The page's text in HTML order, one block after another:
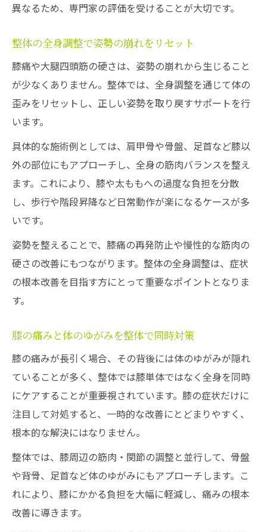
異なるため、専門家の評価を受けることが大切です。
整体の全身調整で姿勢の崩れをリセット
膝痛や大腿四頭筋の硬さは、姿勢の崩れから生じること
が少なくありません。整体では、全身調整を通じて体の
歪みをリセットし、正しい姿勢を取り戻すサポートを行
います。
具体的な施術例としては、肩甲骨や骨盤、足首など膝以
外の部位にもアプローチし、全身の筋肉バランスを整え
ます。これにより、膝や太ももへの過度な負担を分散
し、歩行や階段昇降など日常動作が楽になるケースが多
いです。
姿勢を整えることで、膝痛の再発防止や慢性的な筋肉の
硬さの改善にもつながります。整体の全身調整は、症状
の根本改善を目指す方にとって重要なポイントとなりま
す。
膝の痛みと体のゆがみを整体で同時対策
膝の痛みが長引く場合、その背後には体のゆがみが隠れ
ていることが多く、整体では膝単体ではなく全身を同時
にケアすることが重要視されています。膝の症状だけに
注目して対処すると、一時的な改善にとどまりやすく、
根本的な解決にはなりません。
整体では、膝周辺の筋肉・関節の調整と並行して、骨盤
や背骨、足首など体のゆがみにもアプローチします。こ
れにより、膝にかかる負担を大幅に軽減し、痛みの根本
改善に導きます。